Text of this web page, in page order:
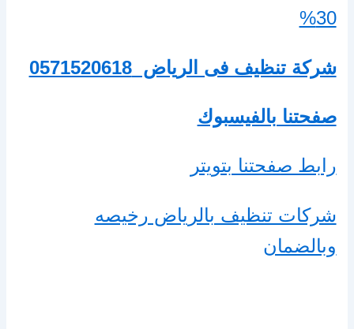
30%
شركة تنظيف فى الرياض0571520618
صفحتنا بالفيسبوك
رابط صفحتنا بتويتر
شركات تنظيف بالرياض رخيصه
وبالضمان